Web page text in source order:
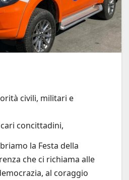
civili, militari e
concittadini,
la Festa della
che ci richiama alle
al coraggio